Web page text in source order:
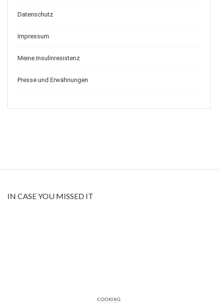
Datenschutz
Impressum
Meine Insulinresistenz
Presse und Erwähnungen
IN CASE YOU MISSED IT
COOKING